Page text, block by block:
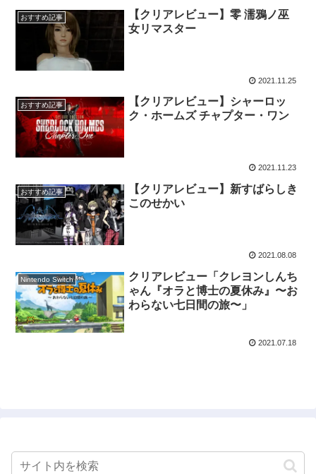
おすすめ記事
【クリアレビュー】零 濡鴉ノ巫
女リマスター
2021.11.25
おすすめ記事
【クリアレビュー】シャーロッ
ク・ホームズ チャプター・ワン
2021.11.23
おすすめ記事
【クリアレビュー】新すばらしき
このせかい
2021.08.08
Nintendo Switch
クリアレビュー「クレヨンしんち
ゃん『オラと博士の夏休み』〜お
わらない七日間の旅〜」
2021.07.18